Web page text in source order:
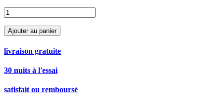
Ajouter au panier
livraison gratuite
30 nuits à l'essai
satisfait ou remboursé